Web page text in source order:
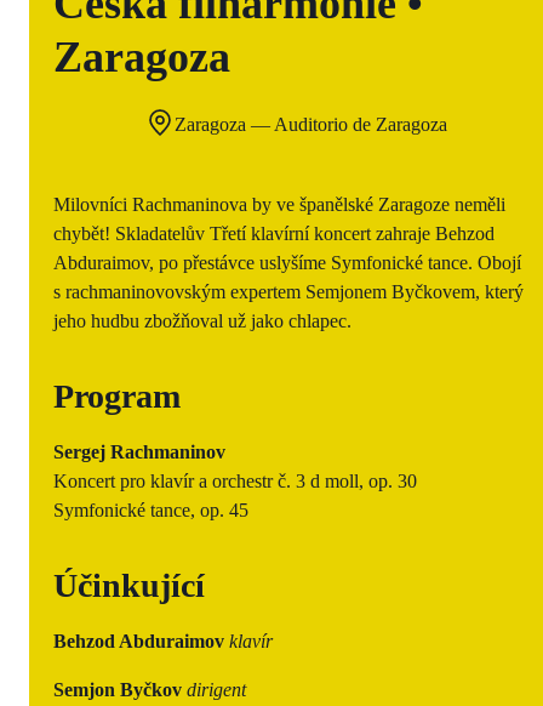
Zaragoza
Zaragoza — Auditorio de Zaragoza
Milovníci Rachmaninova by ve španělské Zaragoze neměli
chybět! Skladatelův Třetí klavírní koncert zahraje Behzod
Abduraimov, po přestávce uslyšíme Symfonické tance. Obojí
s rachmaninovovským expertem Semjonem Byčkovem, který
jeho hudbu zbožňoval už jako chlapec.
Program
Sergej Rachmaninov
Koncert pro klavír a orchestr č. 3 d moll, op. 30
Symfonické tance, op. 45
Účinkující
Behzod Abduraimov klavír
Semjon Byčkov dirigent